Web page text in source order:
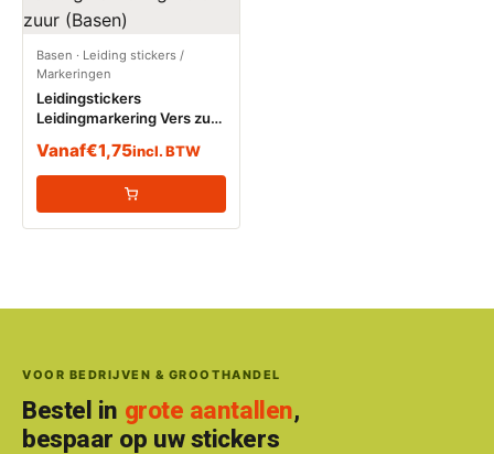
Basen · Leiding stickers /
Markeringen
Leidingstickers
Leidingmarkering Vers zuur
Vanaf€1,75incl. BTW
VOOR BEDRIJVEN & GROOTHANDEL
Bestel in grote aantallen,
bespaar op uw stickers